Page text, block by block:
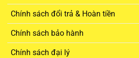
Chính sách đổi trả & Hoàn tiền
Chính sách bảo hành
Chính sách đại lý